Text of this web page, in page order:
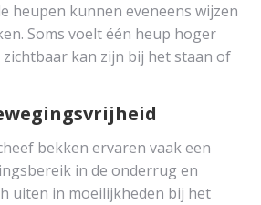
heupen kunnen eveneens wijzen
Soms voelt één heup hoger
zichtbaar kan zijn bij het staan of
bekken ervaren vaak een
in de onderrug en
uiten in moeilijkheden bij het